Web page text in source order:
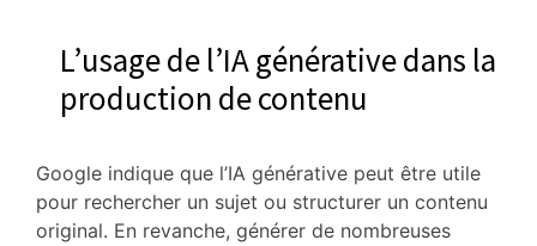
L’usage de l’IA générative dans la
production de contenu
Google indique que l’IA générative peut être utile
pour rechercher un sujet ou structurer un contenu
original. En revanche, générer de nombreuses